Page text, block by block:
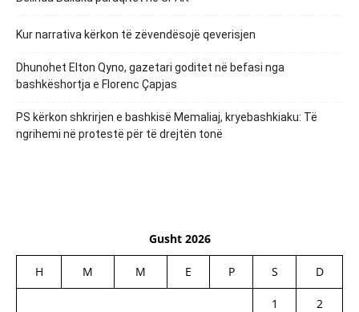
Kur narrativa kërkon të zëvendësojë qeverisjen
Dhunohet Elton Qyno, gazetari goditet në befasi nga
bashkëshortja e Florenc Çapjas
PS kërkon shkrirjen e bashkisë Memaliaj, kryebashkiaku: Të
ngrihemi në protestë për të drejtën tonë
Gusht 2026
H M M E P S D
1
2